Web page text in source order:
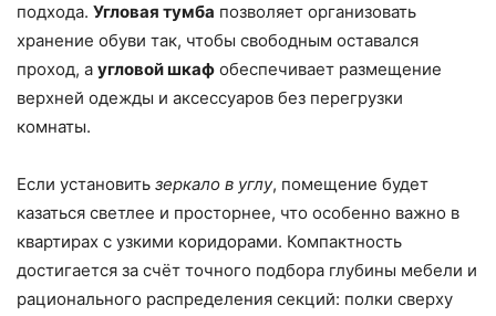
подхода. Угловая тумба позволяет организовать
хранение обуви так, чтобы свободным оставался
проход, а угловой шкаф обеспечивает размещение
верхней одежды и аксессуаров без перегрузки
комнаты.
Если установить зеркало в углу, помещение будет
казаться светлее и просторнее, что особенно важно в
квартирах с узкими коридорами. Компактность
достигается за счёт точного подбора глубины мебели и
рационального распределения секций: полки сверху